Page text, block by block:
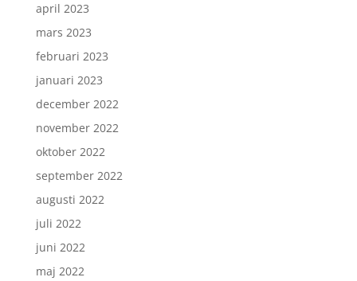
april 2023
mars 2023
februari 2023
januari 2023
december 2022
november 2022
oktober 2022
september 2022
augusti 2022
juli 2022
juni 2022
maj 2022